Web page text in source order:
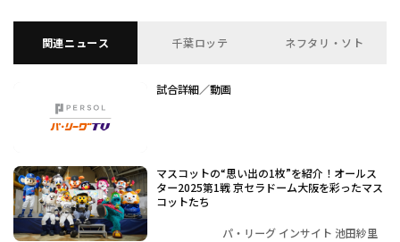
関連ニュース 千葉ロッテ ネフタリ・ソト
試合詳細／動画
マスコットの“思い出の1枚”を紹介！オールス
ター2025第1戦 京セラドーム大阪を彩ったマス
コットたち
パ・リーグ インサイト 池田紗里